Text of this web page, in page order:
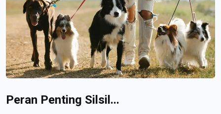
Peran Penting Silsil...